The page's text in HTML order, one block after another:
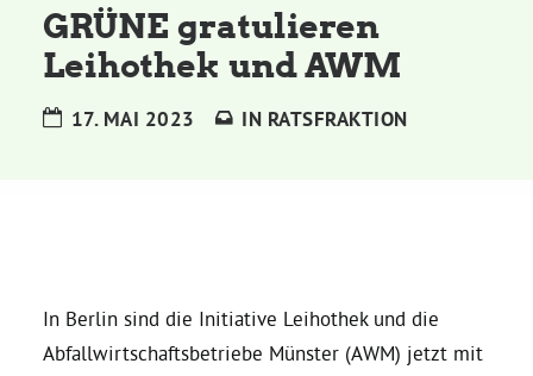
Grünes Zentrum
GRÜNE gratulieren
Leihothek und AWM
17. MAI 2023 IN RATSFRAKTION
In Berlin sind die Initiative Leihothek und die
Abfallwirtschaftsbetriebe Münster (AWM) jetzt mit